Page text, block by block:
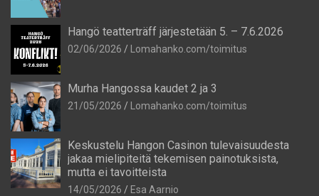
Hangö teatterträff järjestetään 5. – 7.6.2026
02/06/2026 Lomahanko.com/toimitus
Murha Hangossa kaudet 2 ja 3
21/05/2026 Lomahanko.com/toimitus
Keskustelu Hangon Casinon tulevaisuudesta
jakaa mielipiteitä tekemisen painotuksista,
mutta ei tavoitteista
14/05/2026 Esa Aarnio